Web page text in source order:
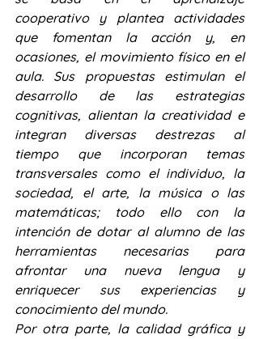
cooperativo y plantea actividades
que fomentan la acción y, en
ocasiones, el movimiento físico en el
aula. Sus propuestas estimulan el
desarrollo de las estrategias
cognitivas, alientan la creatividad e
integran diversas destrezas al
tiempo que incorporan temas
transversales como el individuo, la
sociedad, el arte, la música o las
matemáticas; todo ello con la
intención de dotar al alumno de las
herramientas necesarias para
afrontar una nueva lengua y
enriquecer sus experiencias y
conocimiento del mundo.
Por otra parte, la calidad gráfica y